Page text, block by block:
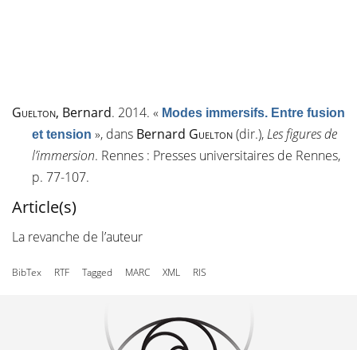
Guelton, Bernard. 2014. « Modes immersifs. Entre fusion
et tension », dans Bernard Guelton(dir.),Les figures de
l’immersion. Rennes : Presses universitaires de Rennes,
p. 77-107.
Article(s)
La revanche de l’auteur
BibTex RTF Tagged MARC XML RIS